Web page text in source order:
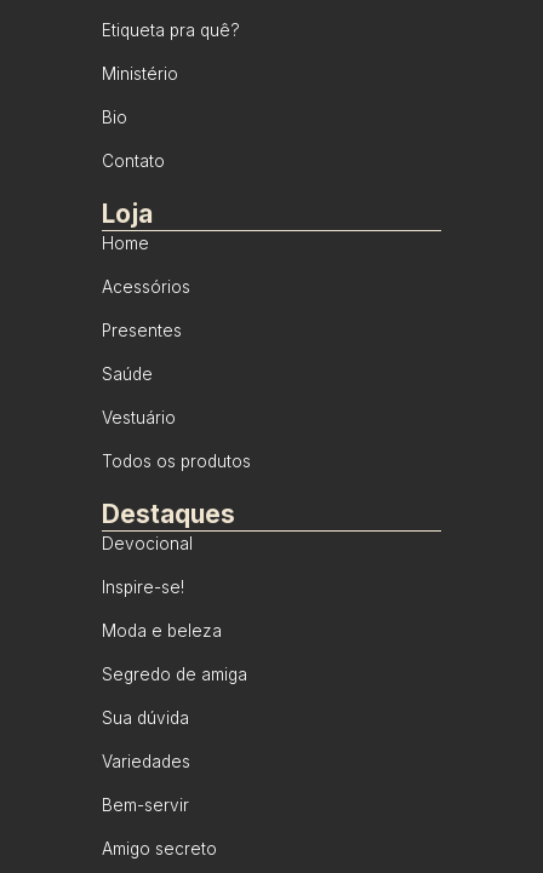
Etiqueta pra quê?
Ministério
Bio
Contato
Loja
Home
Acessórios
Presentes
Saúde
Vestuário
Todos os produtos
Destaques
Devocional
Inspire-se!
Moda e beleza
Segredo de amiga
Sua dúvida
Variedades
Bem-servir
Amigo secreto